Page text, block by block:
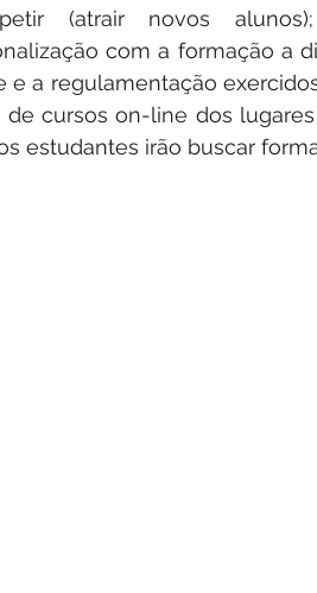
(atrair novos
com a formação a
e a regulamentação
de cursos on-line dos
estudantes irão buscar